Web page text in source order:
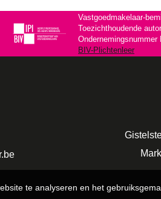
Vastgoedmakelaar-
Toezichthoudende
BIV-Plichtenleer
te analyseren en het